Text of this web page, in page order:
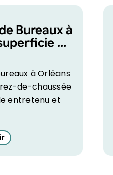
Bureaux à
de
à Orléans
de-chaussée
entretenu et